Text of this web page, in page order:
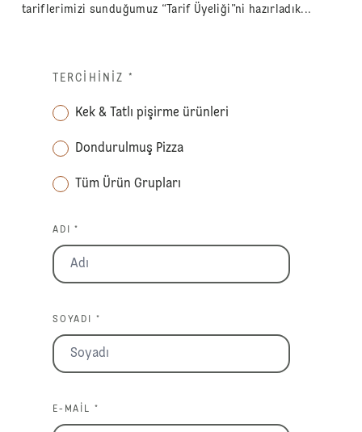
tariflerimizi sunduğumuz “Tarif Üyeliği”ni hazırladık...
TERCIHINIZ *
Kek & Tatlı pişirme ürünleri
Dondurulmuş Pizza
Tüm Ürün Grupları
ADI *
SOYADI *
E-MAIL *